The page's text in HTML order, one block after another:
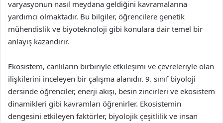
varyasyonun nasıl meydana geldiğini kavramalarına
yardımcı olmaktadır. Bu bilgiler, öğrencilere genetik
mühendislik ve biyoteknoloji gibi konulara dair temel bir
anlayış kazandırır.
Ekosistem, canlıların birbiriyle etkileşimi ve çevreleriyle olan
ilişkilerini inceleyen bir çalışma alanıdır. 9. sınıf biyoloji
dersinde öğrenciler, enerji akışı, besin zincirleri ve ekosistem
dinamikleri gibi kavramları öğrenirler. Ekosistemin
dengesini etkileyen faktörler, biyolojik çeşitlilik ve insan